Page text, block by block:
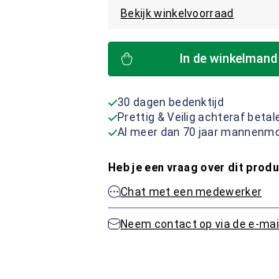
Bekijk winkelvoorraad
In de winkelmand
30 dagen bedenktijd
Prettig & Veilig achteraf
Al meer dan 70 jaar
Heb je een vraag over dit
Chat met een medewerker
Neem contact op via de e-mail